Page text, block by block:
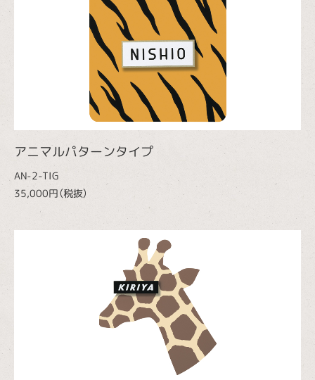
アニマルパターンタイプ
AN-2-TIG
35,000円（税抜）